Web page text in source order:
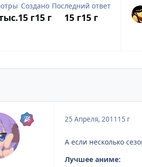
Создано
15 г15 г
Последний ответ
15 г15 г
СТРАНИЦА
25 Апреля, 2011 15 г
А если несколько
Лучшее аниме: